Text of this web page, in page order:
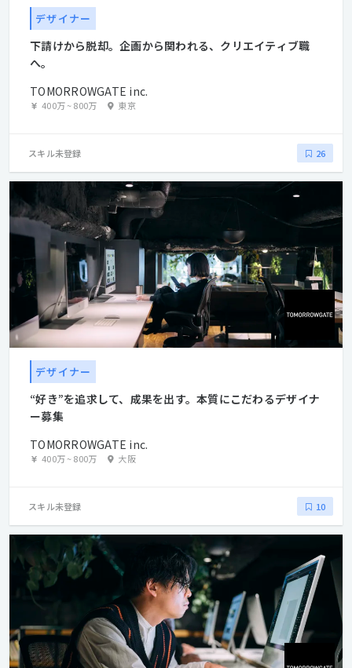
デザイナー
下請けから脱却。企画から関われる、クリエイティブ職
へ。
TOMORROWGATE inc.
400万~800万 東京
スキル未登録 26
デザイナー
“好き”を追求して、成果を出す。本質にこだわるデザイナ
ー募集
TOMORROWGATE inc.
400万~800万 大阪
スキル未登録 10